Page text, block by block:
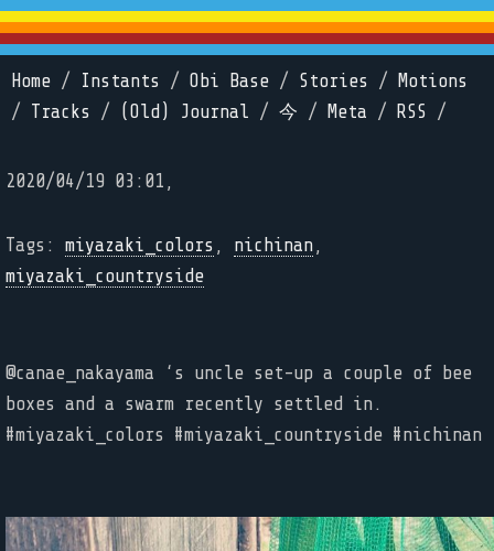
Home / Instants / Obi Base / Stories /
Motions
/ Tracks / (Old) Journal / 今 / Meta / RSS /
2020/04/19 03:01,
Tags: miyazaki_colors , nichinan,
miyazaki_countryside
@canae_nakayama ‘s uncle set-up a couple of bee
boxes and a swarm recently settled in.
#miyazaki_colors #miyazaki_countryside #nichinan